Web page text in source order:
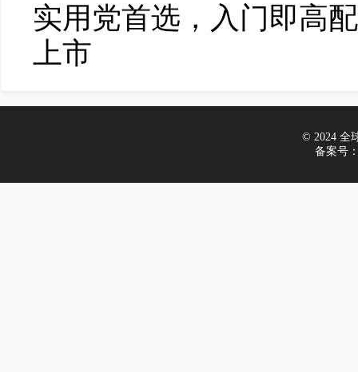
实用党首选，入门即高
上市
© 2024 全
备案号